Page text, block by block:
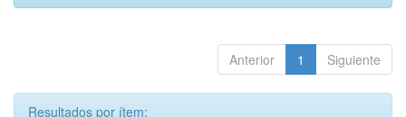
Anterior 1 Siguiente
Resultados por ítem: